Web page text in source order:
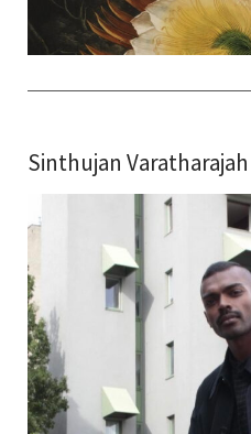
Sinthujan Varatharajah